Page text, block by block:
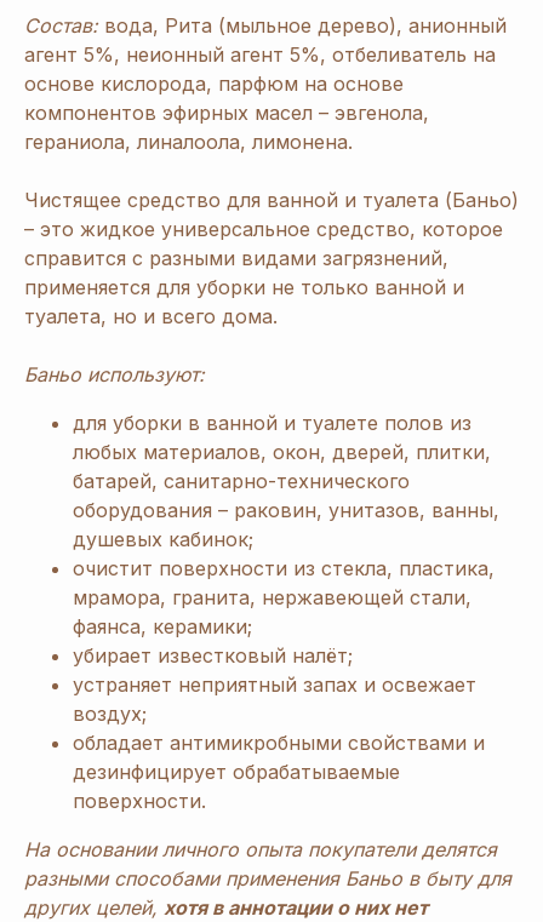
Состав:вода, Рита (мыльное дерево), анионный
агент 5%, неионный агент 5%, отбеливатель на
основе кислорода, парфюм на основе
компонентов эфирных масел – эвгенола,
гераниола, линалоола, лимонена.
Чистящее средство для ванной и туалета (Баньо)
– это жидкое универсальное средство, которое
справится с разными видами загрязнений,
применяется для уборки не только ванной и
туалета, но и всего дома.
Баньо используют:
для уборки в ванной и туалете полов из
любых материалов, окон, дверей, плитки,
батарей, санитарно-технического
оборудования – раковин, унитазов, ванны,
душевых кабинок;
очистит поверхности из стекла, пластика,
мрамора, гранита, нержавеющей стали,
фаянса, керамики;
убирает известковый налёт;
устраняет неприятный запах и освежает
воздух;
обладает антимикробными свойствами и
дезинфицирует обрабатываемые
поверхности.
На основании личного опыта покупатели делятся
разными способами применения Баньо в быту для
других целей, хотя в аннотации о них нет